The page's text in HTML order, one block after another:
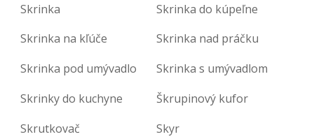
Skrinka
Skrinka do kúpeľne
Skrinka na kľúče
Skrinka nad práčku
Skrinka pod umývadlo
Skrinka s umývadlom
Skrinky do kuchyne
Škrupinový kufor
Skrutkovač
Skyr